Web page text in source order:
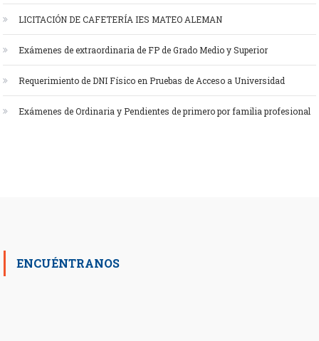
LICITACIÓN DE CAFETERÍA IES MATEO ALEMAN
Exámenes de extraordinaria de FP de Grado Medio y Superior
Requerimiento de DNI Físico en Pruebas de Acceso a Universidad
Exámenes de Ordinaria y Pendientes de primero por familia profesional
ENCUÉNTRANOS